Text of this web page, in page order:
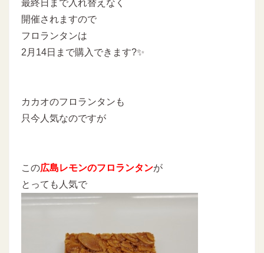
最終日まで入れ替えなく
開催されますので
フロランタンは
2月14日まで購入できます?✨
カカオのフロランタンも
只今人気なのですが
この広島レモンのフロランタンが
とっても人気で